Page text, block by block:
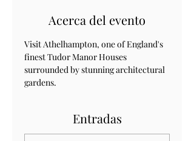
Acerca del evento
Visit Athelhampton, one of England's
finest Tudor Manor Houses
surrounded by stunning architectural
gardens.
Entradas